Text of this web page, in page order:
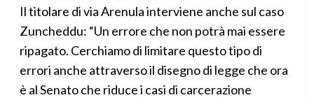
Il titolare di via Arenula interviene anche sul caso
Zuncheddu: “Un errore che non potrà mai essere
ripagato. Cerchiamo di limitare questo tipo di
errori anche attraverso il disegno di legge che ora
è al Senato che riduce i casi di carcerazione